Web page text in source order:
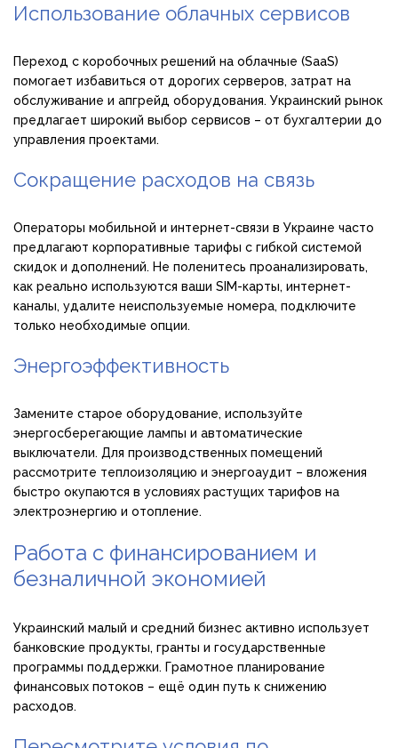
Использование облачных сервисов
Переход с коробочных решений на облачные (SaaS)
помогает избавиться от дорогих серверов, затрат на
обслуживание и апгрейд оборудования. Украинский рынок
предлагает широкий выбор сервисов – от бухгалтерии до
управления проектами.
Сокращение расходов на связь
Операторы мобильной и интернет-связи в Украине часто
предлагают корпоративные тарифы с гибкой системой
скидок и дополнений. Не поленитесь проанализировать,
как реально используются ваши SIM-карты, интернет-
каналы, удалите неиспользуемые номера, подключите
только необходимые опции.
Энергоэффективность
Замените старое оборудование, используйте
энергосберегающие лампы и автоматические
выключатели. Для производственных помещений
рассмотрите теплоизоляцию и энергоаудит – вложения
быстро окупаются в условиях растущих тарифов на
электроэнергию и отопление.
Работа с финансированием и
безналичной экономией
Украинский малый и средний бизнес активно использует
банковские продукты, гранты и государственные
программы поддержки. Грамотное планирование
финансовых потоков – ещё один путь к снижению
расходов.